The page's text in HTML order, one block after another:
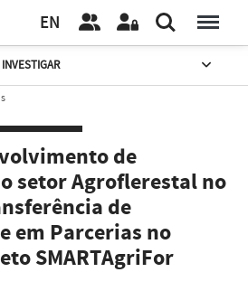
EN
INVESTIGAR
de
setor Agroflerestal no
de
em Parcerias no
SMARTAgriFor